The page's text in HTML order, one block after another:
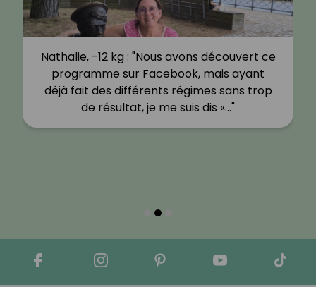
Nathalie, -12 kg : "Nous avons découvert ce
programme sur Facebook, mais ayant
déjà fait des différents régimes sans trop
de résultat, je me suis dis «…"